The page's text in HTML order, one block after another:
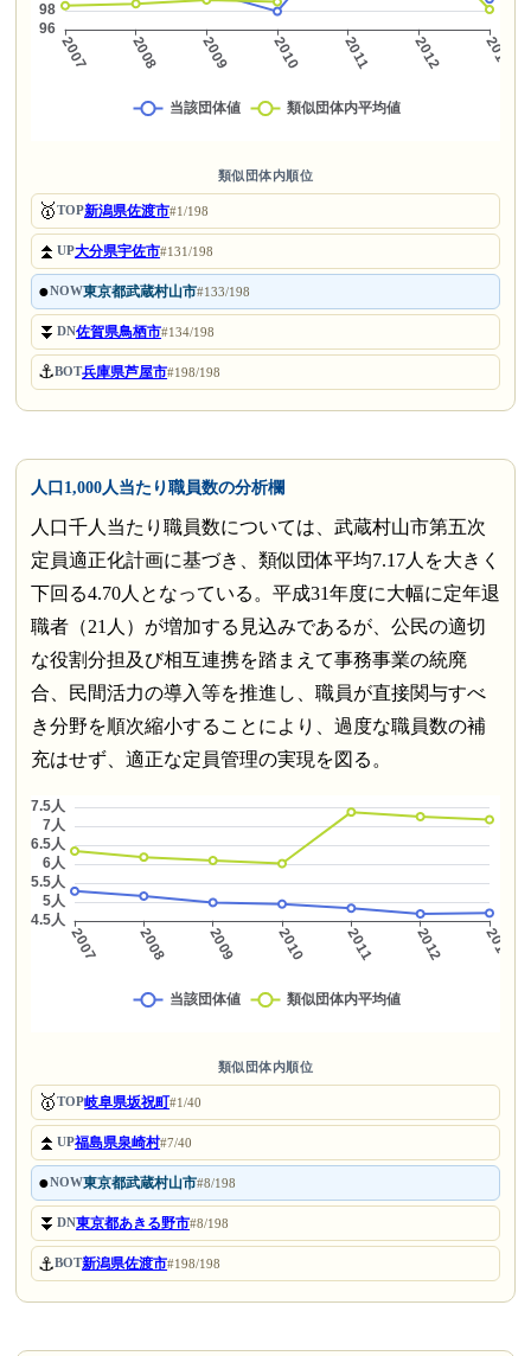
類似団体内順位
🥇TOP新潟県佐渡市#1/198
⏫UP大分県宇佐市#131/198
●NOW東京都武蔵村山市#133/198
⏬DN佐賀県鳥栖市#134/198
⚓BOT兵庫県芦屋市#198/198
人口1,000人当たり職員数の分析欄
人口千人当たり職員数については、武蔵村山市第五次
定員適正化計画に基づき、類似団体平均7.17人を大きく
下回る4.70人となっている。平成31年度に大幅に定年退
職者（21人）が増加する見込みであるが、公民の適切
な役割分担及び相互連携を踏まえて事務事業の統廃
合、民間活力の導入等を推進し、職員が直接関与すべ
き分野を順次縮小することにより、過度な職員数の補
充はせず、適正な定員管理の実現を図る。
類似団体内順位
🥇TOP岐阜県坂祝町#1/40
⏫UP福島県泉崎村#7/40
●NOW東京都武蔵村山市#8/198
⏬DN東京都あきる野市#8/198
⚓BOT新潟県佐渡市#198/198